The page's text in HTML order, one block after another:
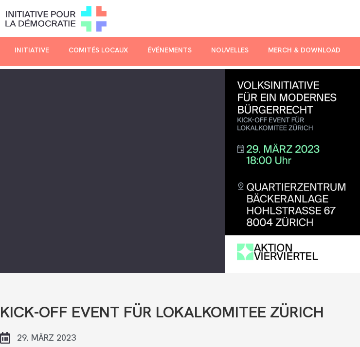
INITIATIVE COMITÉS LOCAUX ÉVÉNEMENTS NOUVELLES MERCH & DOWNLOAD
KICK-OFF EVENT FÜR LOKALKOMITEE ZÜRICH
29. MÄRZ 2023